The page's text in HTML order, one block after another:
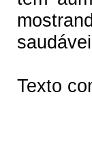
Texto